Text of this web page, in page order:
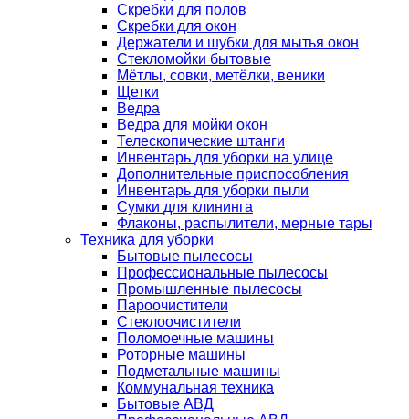
Скребки для полов
Скребки для окон
Держатели и шубки для мытья окон
Стекломойки бытовые
Мётлы, совки, метёлки, веники
Щетки
Ведра
Ведра для мойки окон
Телескопические штанги
Инвентарь для уборки на улице
Дополнительные приспособления
Инвентарь для уборки пыли
Сумки для клининга
Флаконы, распылители, мерные тары
Техника для уборки
Бытовые пылесосы
Профессиональные пылесосы
Промышленные пылесосы
Пароочистители
Стеклоочистители
Поломоечные машины
Роторные машины
Подметальные машины
Коммунальная техника
Бытовые АВД